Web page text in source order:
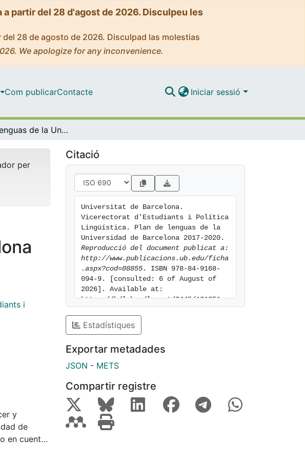
partir del 28 d'agost de 2026. Disculpeu les
28 de agosto de 2026. Disculpad las molestias
We apologize for any inconvenience.
Com publicarContacte Iniciar sessió
Plan de lenguas de la Universidad de Barcelona 2017-2020
per
i
y
de
en cuenta
su
Citació
Universitat de Barcelona.
Vicerectorat d'Estudiants i Política
Lingüística. Plan de lenguas de la
Reproducció del document publicat a:
http://www.publicacions.ub.edu/ficha
.aspx?cod=08855 . ISBN 978-84-9168-
094-9. [consulted: 6 of August of
2026]. Available at:
https://hdl.handle.net/2445/121351
Estadístiques
Exportar metadades
JSON - METS
Compartir registre